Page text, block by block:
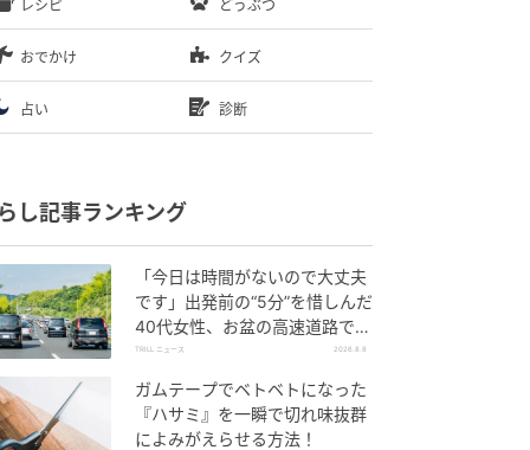
レシピ どうぶつ
おでかけ クイズ
占い 診断
し記事ランキング
「今日は時間がないので大丈夫
です」出発前の“5分”を惜しんだ
40代女性、お盆の高速道路で家
族旅行の予定が崩れたワケ
TRILL ニュース 2026.8.8
ガムテープでベトベトになった
『ハサミ』を一瞬で切れ味抜群
によみがえらせる方法！